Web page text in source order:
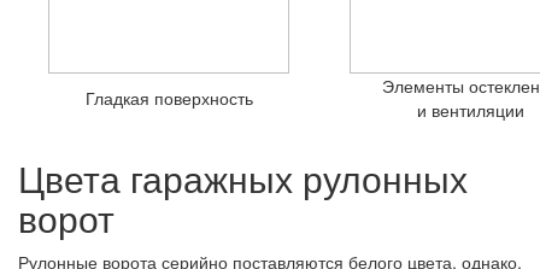
Гладкая поверхность
Элементы
и вентиляции
Цвета гаражных рулонных
ворот
Рулонные ворота серийно поставляются белого цвета, однако,